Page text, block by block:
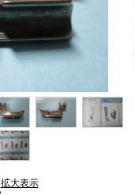
拡大表示